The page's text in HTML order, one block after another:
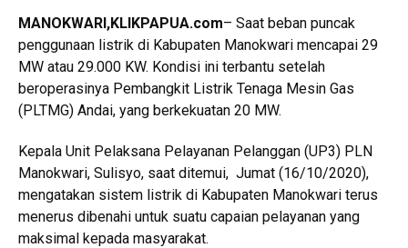
MANOKWARI,KLIKPAPUA.com– Saat beban puncak
penggunaan listrik di Kabupaten Manokwari mencapai 29
MW atau 29.000 KW. Kondisi ini terbantu setelah
beroperasinya Pembangkit Listrik Tenaga Mesin Gas
(PLTMG) Andai, yang berkekuatan 20 MW.
Kepala Unit Pelaksana Pelayanan Pelanggan (UP3) PLN
Manokwari, Sulisyo, saat ditemui, Jumat (16/10/2020),
mengatakan sistem listrik di Kabupaten Manokwari terus
menerus dibenahi untuk suatu capaian pelayanan yang
maksimal kepada masyarakat.